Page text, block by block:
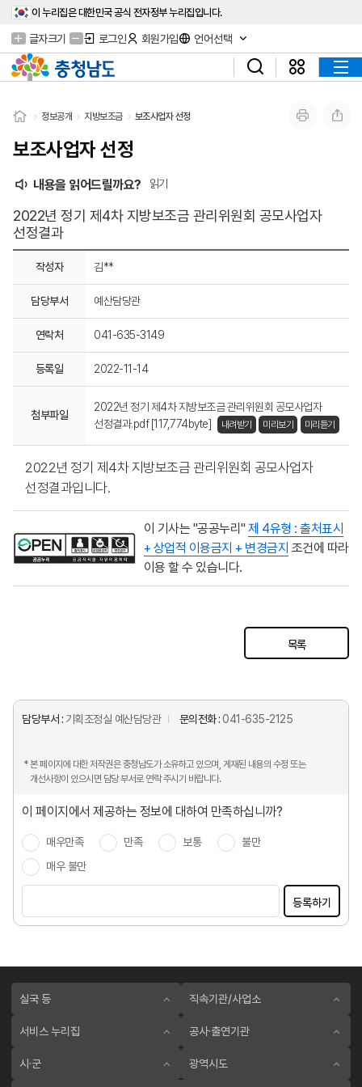
이 누리집은 대한민국 공식 전자정부 누리집입니다.
글자크기 로그인 회원가입 언어선택
정보공개 지방보조금 보조사업자 선정
보조사업자 선정
내용을 읽어드릴까요? 읽기
2022년 정기 제4차 지방보조금 관리위원회 공모사업자
선정결과
작성자 김**
담당부서 예산담당관
연락처 041-635-3149
등록일 2022-11-14
첨부파일
2022년 정기 제4차 지방보조금 관리위원회 공모사업자
선정결과.pdf [117,774byte]
내려받기 미리보기 미리듣기
2022년 정기 제4차 지방보조금 관리위원회 공모사업자
선정결과입니다.
이 기사는 "공공누리"제 4유형 : 출처표시
+ 상업적 이용금지 + 변경금지 조건에 따라
이용 할 수 있습니다.
목록
담당부서 : 기획조정실 예산담당관 문의전화 : 041-635-2125
* 본 페이지에 대한 저작권은 충청남도가 소유하고 있으며, 게재된 내용의 수정 또는
개선사항이 있으시면 담당 부서로 연락 주시기 바랍니다.
이 페이지에서 제공하는 정보에 대하여 만족하십니까?
매우만족 만족 보통
불만
매우 불만
등록하기
실국 등 직속기관/사업소
서비스 누리집 공사·출연기관
시·군 광역시도